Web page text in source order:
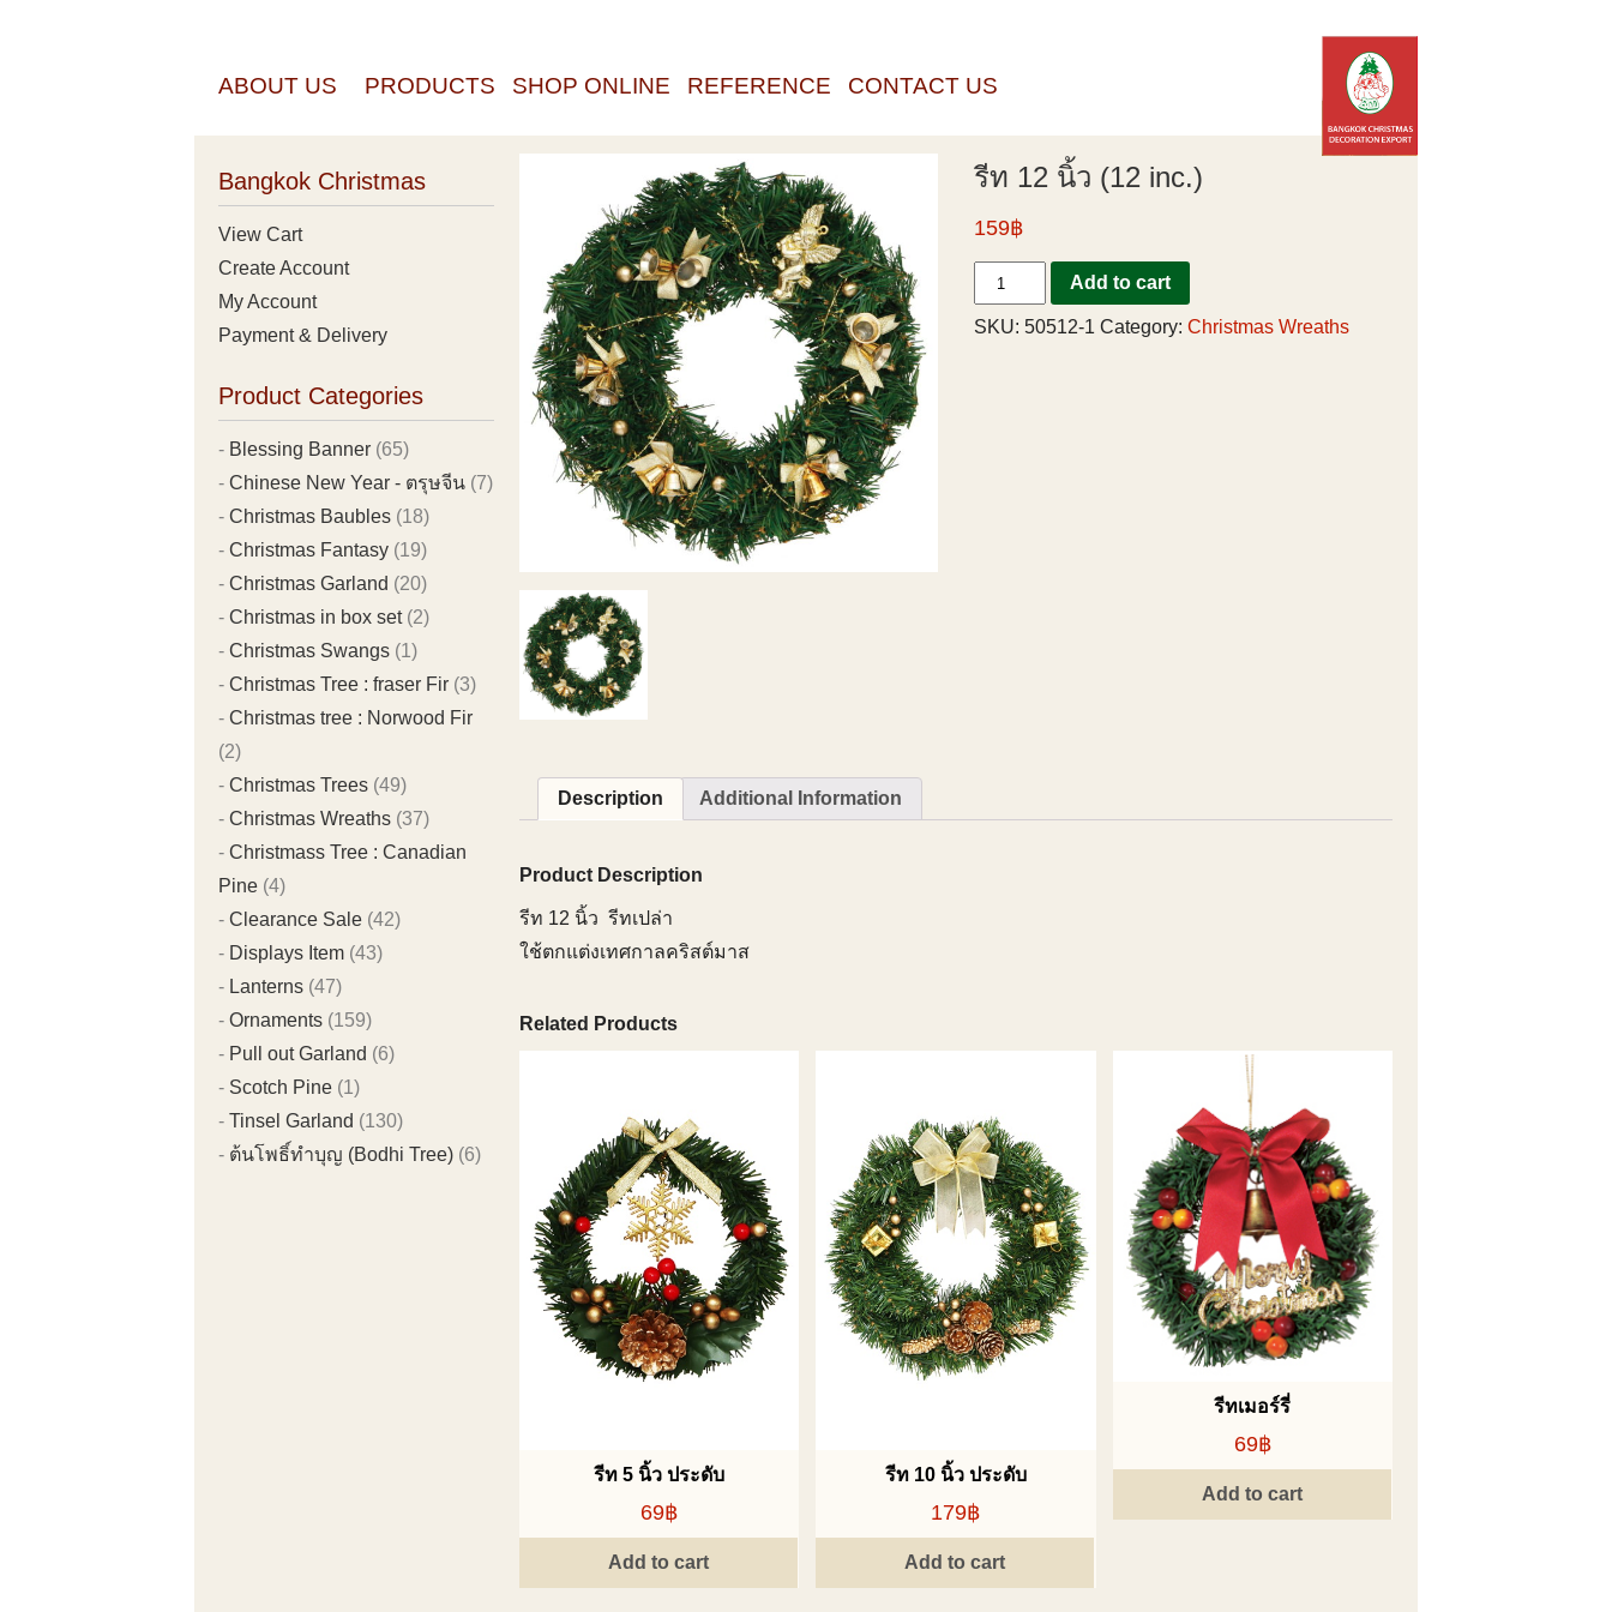
ABOUT US PRODUCTS SHOP ONLINE REFERENCE CONTACT US
รีท 12 นิ้ว (12 inc.)
159฿
Add to cart
SKU: 50512-1 Category: Christmas Wreaths
Description Additional Information
Product Description
รีท 12 นิ้ว รีทเปล่า
ใช้ตกแต่งเทศกาลคริสต์มาส
Related Products
รีท 5 นิ้ว ประดับ
69฿
Add to cart
รีท 10 นิ้ว ประดับ
179฿
Add to cart
รีทเมอร์รี่
69฿
Add to cart
Bangkok Christmas
View Cart
Create Account
My Account
Payment & Delivery
Product Categories
Blessing Banner (65)
Chinese New Year - ตรุษจีน (7)
Christmas Baubles (18)
Christmas Fantasy (19)
Christmas Garland (20)
Christmas in box set (2)
Christmas Swangs (1)
Christmas Tree : fraser Fir (3)
Christmas tree : Norwood Fir
(2)
Christmas Trees (49)
Christmas Wreaths (37)
Christmass Tree : Canadian
Pine (4)
Clearance Sale (42)
Displays Item (43)
Lanterns (47)
Ornaments (159)
Pull out Garland (6)
Scotch Pine (1)
Tinsel Garland (130)
ต้นโพธิ์ทำบุญ (Bodhi Tree) (6)